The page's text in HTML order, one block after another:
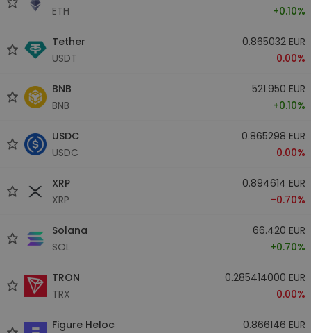
ETH
+0.10%
Tether
USDT
0.865032 EUR
0.00%
BNB
BNB
521.950 EUR
+0.10%
USDC
USDC
0.865298 EUR
0.00%
XRP
XRP
0.894614 EUR
-0.70%
Solana
SOL
66.420 EUR
+0.70%
TRON
TRX
0.285414000 EUR
0.00%
Figure Heloc
0.866146 EUR